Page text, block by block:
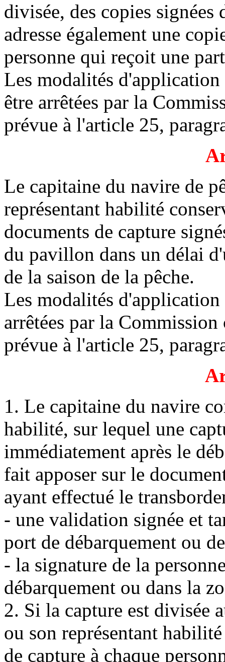
divisée, des copies
adresse également une
personne qui reçoit une
Les modalités d'application
être arrêtées par la
prévue à l'article 25,
Le capitaine du navire de
représentant habilité
documents de capture
du pavillon dans un délai
de la saison de la pêche.
Les modalités
arrêtées par la
prévue à l'article 25,
1. Le capitaine du navire
habilité, sur lequel une
immédiatement après le
fait apposer sur le
ayant effectué le
- une validation signée et
port de débarquement ou
- la signature de la
débarquement ou dans la
2. Si la capture est divisée
ou son représentant
de capture à chaque